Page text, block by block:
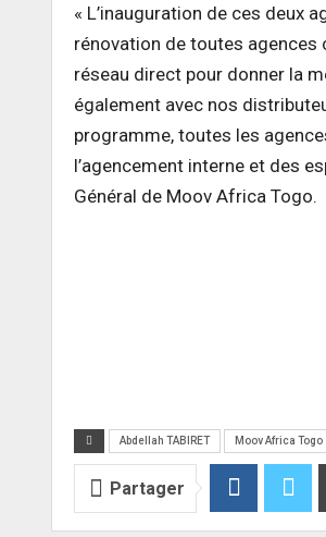
« L’inauguration de ces deux
rénovation de toutes agences
réseau direct pour donner la
également avec nos
programme, toutes les
l’agencement interne et des
Général de Moov Africa Togo.
Abdellah TABIRET Moov Africa Togo
Partager